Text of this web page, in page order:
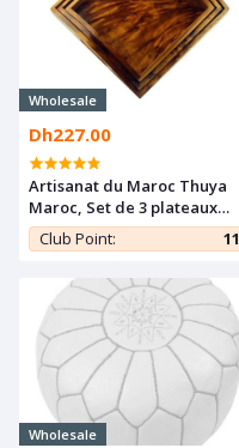
Wholesale
Dh227.00
Artisanat du Maroc Thuya
Maroc, Set de 3 plateaux
Carre en racine (Nouvelle
collection)
Club Point: 11
Wholesale